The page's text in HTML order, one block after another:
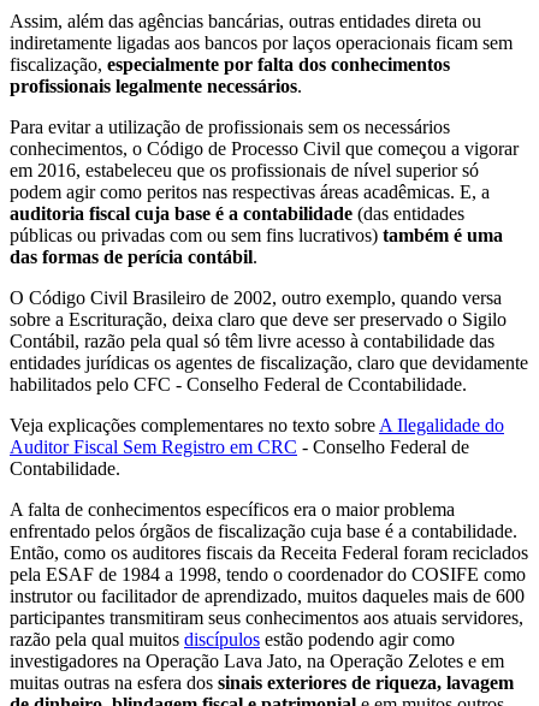
Assim, além das agências bancárias, outras entidades direta ou
indiretamente ligadas aos bancos por laços operacionais ficam sem
fiscalização, especialmente por falta dos conhecimentos
profissionais legalmente necessários.
Para evitar a utilização de profissionais sem os necessários
conhecimentos, o Código de Processo Civil que começou a vigorar
em 2016, estabeleceu que os profissionais de nível superior só
podem agir como peritos nas respectivas áreas acadêmicas. E, a
auditoria fiscal cuja base é a contabilidade (das entidades
públicas ou privadas com ou sem fins lucrativos) também é uma
das formas de perícia contábil.
O Código Civil Brasileiro de 2002, outro exemplo, quando versa
sobre a Escrituração, deixa claro que deve ser preservado o Sigilo
Contábil, razão pela qual só têm livre acesso à contabilidade das
entidades jurídicas os agentes de fiscalização, claro que devidamente
habilitados pelo CFC - Conselho Federal de Ccontabilidade.
Veja explicações complementares no texto sobre A Ilegalidade do
Auditor Fiscal Sem Registro em CRC - Conselho Federal de
Contabilidade.
A falta de conhecimentos específicos era o maior problema
enfrentado pelos órgãos de fiscalização cuja base é a contabilidade.
Então, como os auditores fiscais da Receita Federal foram reciclados
pela ESAF de 1984 a 1998, tendo o coordenador do COSIFE como
instrutor ou facilitador de aprendizado, muitos daqueles mais de 600
participantes transmitiram seus conhecimentos aos atuais servidores,
razão pela qual muitos discípulos estão podendo agir como
investigadores na Operação Lava Jato, na Operação Zelotes e em
muitas outras na esfera dos sinais exteriores de riqueza, lavagem